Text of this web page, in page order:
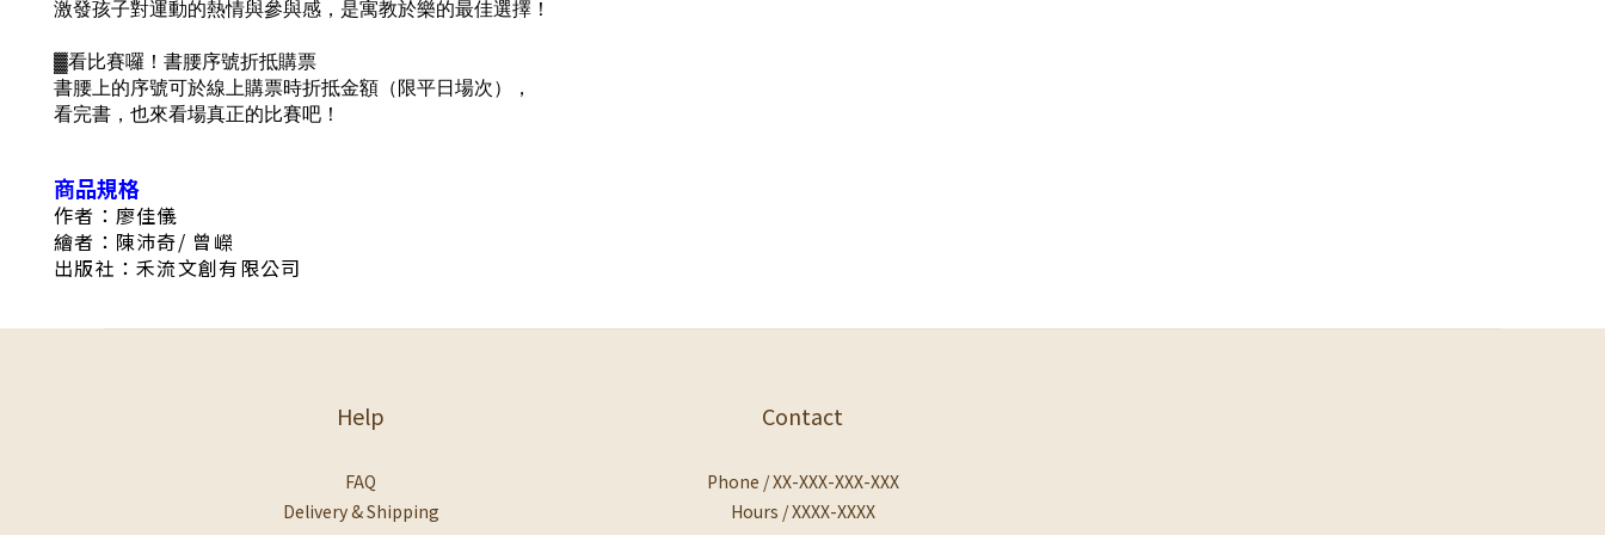
激發孩子對運動的熱情與參與感，是寓教於樂的最佳選擇！
▓看比賽囉！書腰序號折抵購票
書腰上的序號可於線上購票時折抵金額（限平日場次），
看完書，也來看場真正的比賽吧！
商品規格
作者：廖佳儀
繪者：陳沛奇/ 曾嶸
出版社：禾流文創有限公司
Help
FAQ
Delivery & Shipping
Contact
Phone / XX-XXX-XXX-XXX
Hours / XXXX-XXXX